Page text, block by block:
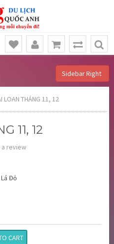
Sidebar Right
LOAN THÁNG 11, 12
11, 12
review
Đỏ
CART